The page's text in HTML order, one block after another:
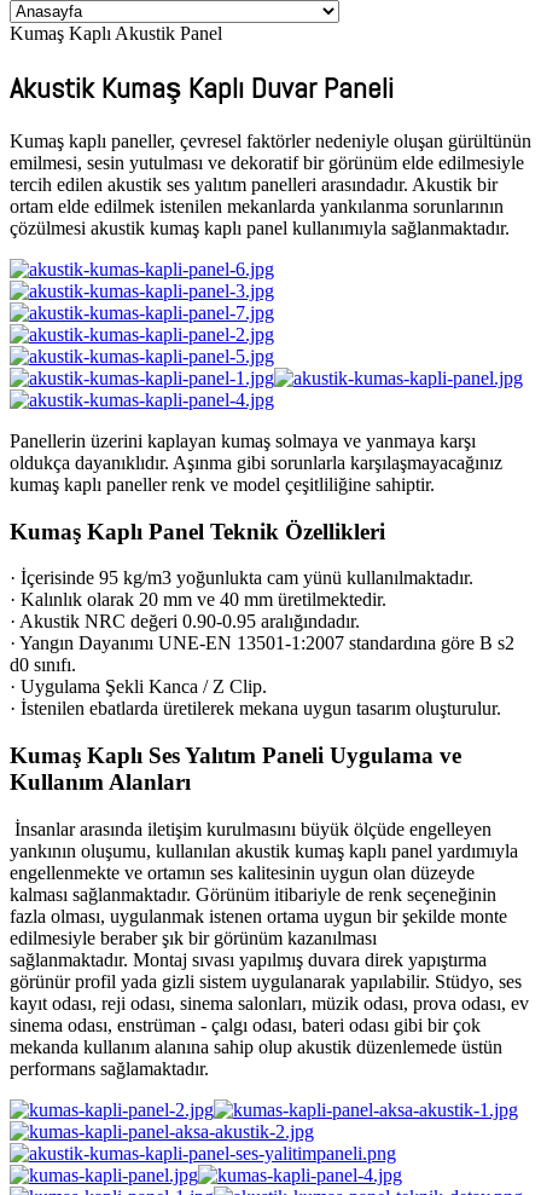
Kumaş Kaplı Akustik Panel
Akustik Kumaş Kaplı Duvar Paneli
Kumaş kaplı paneller, çevresel faktörler nedeniyle oluşan gürültünün
emilmesi, sesin yutulması ve dekoratif bir görünüm elde edilmesiyle
tercih edilen akustik ses yalıtım panelleri arasındadır. Akustik bir
ortam elde edilmek istenilen mekanlarda yankılanma sorunlarının
çözülmesi akustik kumaş kaplı panel kullanımıyla sağlanmaktadır.
Panellerin üzerini kaplayan kumaş solmaya ve yanmaya karşı
oldukça dayanıklıdır. Aşınma gibi sorunlarla karşılaşmayacağınız
kumaş kaplı paneller renk ve model çeşitliliğine sahiptir.
Kumaş Kaplı Panel Teknik Özellikleri
· İçerisinde 95 kg/m3 yoğunlukta cam yünü kullanılmaktadır.
· Kalınlık olarak 20 mm ve 40 mm üretilmektedir.
· Akustik NRC değeri 0.90-0.95 aralığındadır.
· Yangın Dayanımı UNE-EN 13501-1:2007 standardına göre B s2
d0 sınıfı.
· Uygulama Şekli Kanca / Z Clip.
· İstenilen ebatlarda üretilerek mekana uygun tasarım oluşturulur.
Kumaş Kaplı Ses Yalıtım Paneli Uygulama ve
Kullanım Alanları
İnsanlar arasında iletişim kurulmasını büyük ölçüde engelleyen
yankının oluşumu, kullanılan akustik kumaş kaplı panel yardımıyla
engellenmekte ve ortamın ses kalitesinin uygun olan düzeyde
kalması sağlanmaktadır. Görünüm itibariyle de renk seçeneğinin
fazla olması, uygulanmak istenen ortama uygun bir şekilde monte
edilmesiyle beraber şık bir görünüm kazanılması
sağlanmaktadır. Montaj sıvası yapılmış duvara direk yapıştırma
görünür profil yada gizli sistem uygulanarak yapılabilir. Stüdyo, ses
kayıt odası, reji odası, sinema salonları, müzik odası, prova odası, ev
sinema odası, enstrüman - çalgı odası, bateri odası gibi bir çok
mekanda kullanım alanına sahip olup akustik düzenlemede üstün
performans sağlamaktadır.